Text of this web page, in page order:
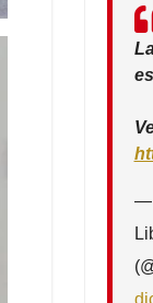
—